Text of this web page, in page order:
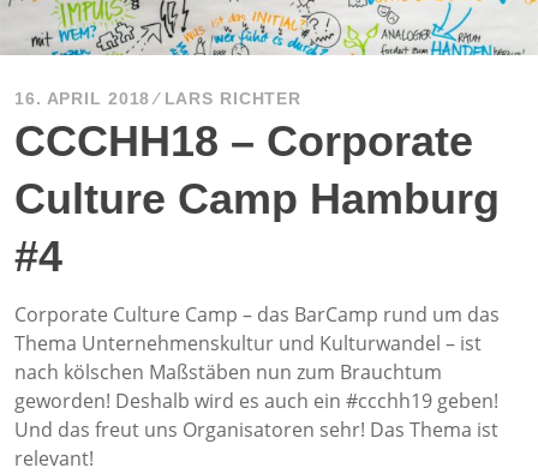
16. APRIL 2018 LARS RICHTER
CCCHH18 – Corporate
Culture Camp Hamburg
#4
Corporate Culture Camp – das BarCamp rund um das
Thema Unternehmenskultur und Kulturwandel – ist
nach kölschen Maßstäben nun zum Brauchtum
geworden! Deshalb wird es auch ein #ccchh19 geben!
Und das freut uns Organisatoren sehr! Das Thema ist
relevant!